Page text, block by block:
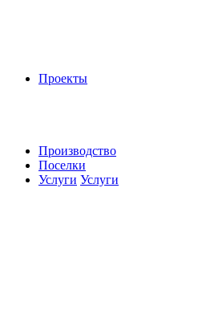
Проекты
Производство
Поселки
Услуги Услуги